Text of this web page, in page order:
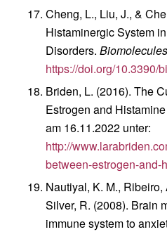
Cheng, L., Liu, J., &
Histaminergic System
Disorders. Biomolecules
https://doi.org/10.3390/
Briden, L. (2016). The
Estrogen and
am 16.11.2022 unter:
http://
between-estrogen-and-
Nautiyal, K. M., Ribeiro,
Silver, R. (2008). Brain
immune system to